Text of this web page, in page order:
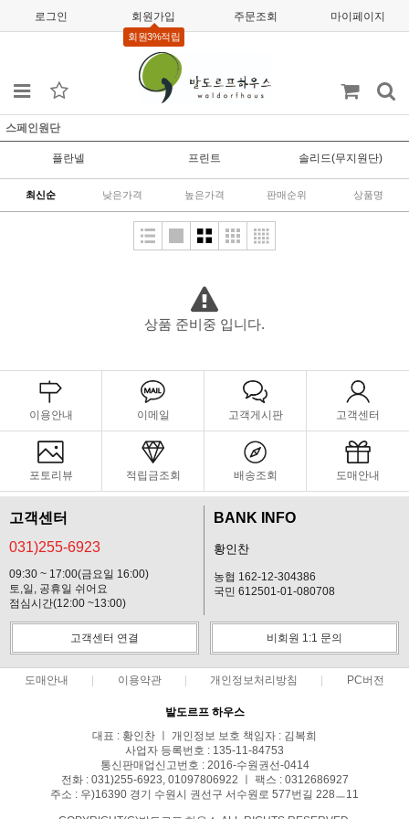
로그인 회원가입
회원3%적립
주문조회 마이페이지
스페인원단
플란넬 프린트 솔리드(무지원단)
최신순 낮은가격 높은가격 판매순위 상품명
상품 준비중 입니다.
이용안내 이메일 고객게시판 고객센터
포토리뷰 적립금조회 배송조회 도매안내
고객센터
031)255-6923
09:30 ~ 17:00(금요일 16:00)
토,일, 공휴일 쉬어요
점심시간(12:00 ~13:00)
BANK INFO
황인찬
농협 162-12-304386
국민 612501-01-080708
고객센터 연결 비회원 1:1 문의
도매안내 이용약관 개인정보처리방침 PC버전
발도르프 하우스
대표 : 황인찬 ㅣ 개인정보 보호 책임자 : 김복희
사업자 등록번호 : 135-11-84753
통신판매업신고번호 : 2016-수원권선-0414
전화 : 031)255-6923, 01097806922 ㅣ 팩스 : 0312686927
주소 : 우)16390 경기 수원시 권선구 서수원로 577번길 228ㅡ11